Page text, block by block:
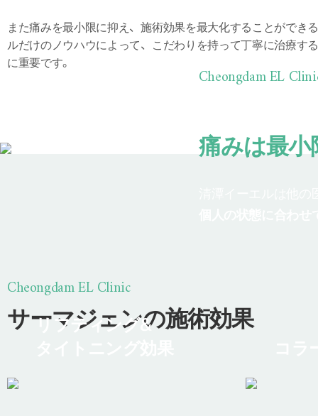
また痛みを最小限に抑え、施術効果を最大化することができ
ルだけのノウハウによって、こだわりを持って丁寧に治療す
に重要です。
Cheongdam EL
痛みは最小
Cheongdam EL Clinic
サーマジェンの施術効果
リフティング&